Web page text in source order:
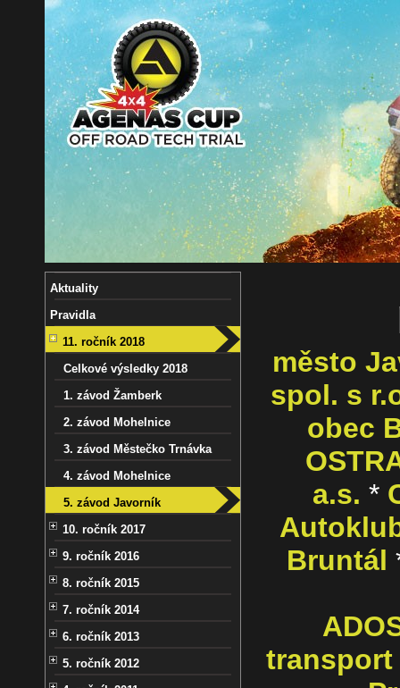
Aktuality
Pravidla
11. ročník 2018
Celkové výsledky 2018
1. závod Žamberk
2. závod Mohelnice
3. závod Městečko Trnávka
4. závod Mohelnice
5. závod Javorník
10. ročník 2017
9. ročník 2016
8. ročník 2015
7. ročník 2014
6. ročník 2013
5. ročník 2012
město
spol. s
obec
a.s. *
Bruntál